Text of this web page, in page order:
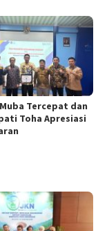
Tercepat dan
Toha Apresiasi